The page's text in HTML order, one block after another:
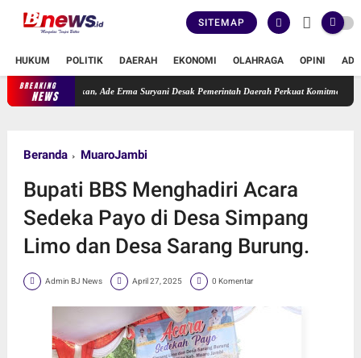
SITEMAP
HUKUM POLITIK DAERAH EKONOMI OLAHRAGA OPINI
BREAKING
NEWS
Terabaikan, Ade Erma Suryani Desak Pemerintah Daerah Perkuat Komitmen
Beranda MuaroJambi
Bupati BBS Menghadiri Acara
Sedeka Payo di Desa Simpang
Limo dan Desa Sarang Burung.
Admin BJ News April 27, 2025 0 Komentar